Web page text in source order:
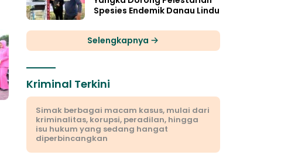
Spesies Endemik Danau Lindu
Selengkapnya
Kriminal Terkini
Simak berbagai macam kasus, mulai dari
kriminalitas, korupsi, peradilan, hingga
isu hukum yang sedang hangat
diperbincangkan